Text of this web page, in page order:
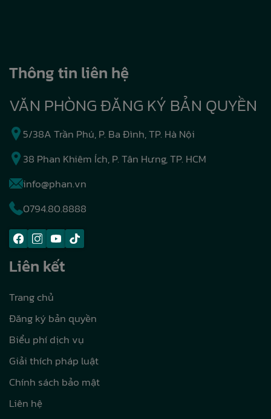
Thông tin liên hệ
VĂN PHÒNG ĐĂNG KÝ BẢN QUYỀN
5/38A Trần Phú, P. Ba Đình, TP. Hà Nội
38 Phan Khiêm Ích, P. Tân Hưng, TP. HCM
info@phan.vn
0794.80.8888
Liên kết
Trang chủ
Đăng ký bản quyền
Biểu phí dịch vụ
Giải thích pháp luật
Chính sách bảo mật
Liên hệ